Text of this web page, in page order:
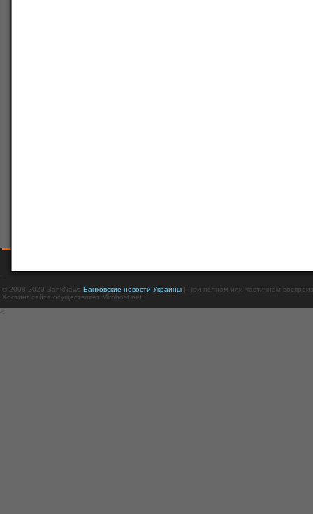
© 2008-2020 BankNews Банковские новости Украины| При полном или частичном
Хостинг сайта осуществляет Mirohost.net.
<